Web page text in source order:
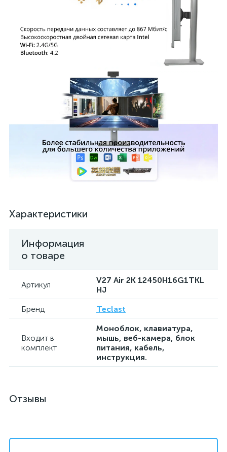
Характеристики
Информация
о товаре
Артикул
V27 Air 2K 12450H16G1TKL
HJ
Бренд
Teclast
Входит в
комплект
Моноблок, клавиатура,
мышь, веб-камера, блок
питания, кабель,
инструкция.
Отзывы